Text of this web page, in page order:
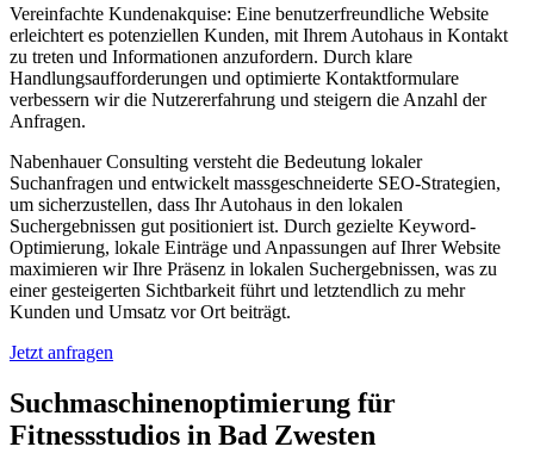
Vereinfachte Kundenakquise: Eine benutzerfreundliche Website
erleichtert es potenziellen Kunden, mit Ihrem Autohaus in Kontakt
zu treten und Informationen anzufordern. Durch klare
Handlungsaufforderungen und optimierte Kontaktformulare
verbessern wir die Nutzererfahrung und steigern die Anzahl der
Anfragen.
Nabenhauer Consulting versteht die Bedeutung lokaler
Suchanfragen und entwickelt massgeschneiderte SEO-Strategien,
um sicherzustellen, dass Ihr Autohaus in den lokalen
Suchergebnissen gut positioniert ist. Durch gezielte Keyword-
Optimierung, lokale Einträge und Anpassungen auf Ihrer Website
maximieren wir Ihre Präsenz in lokalen Suchergebnissen, was zu
einer gesteigerten Sichtbarkeit führt und letztendlich zu mehr
Kunden und Umsatz vor Ort beiträgt.
Jetzt anfragen
Suchmaschinenoptimierung für
Fitnessstudios in Bad Zwesten